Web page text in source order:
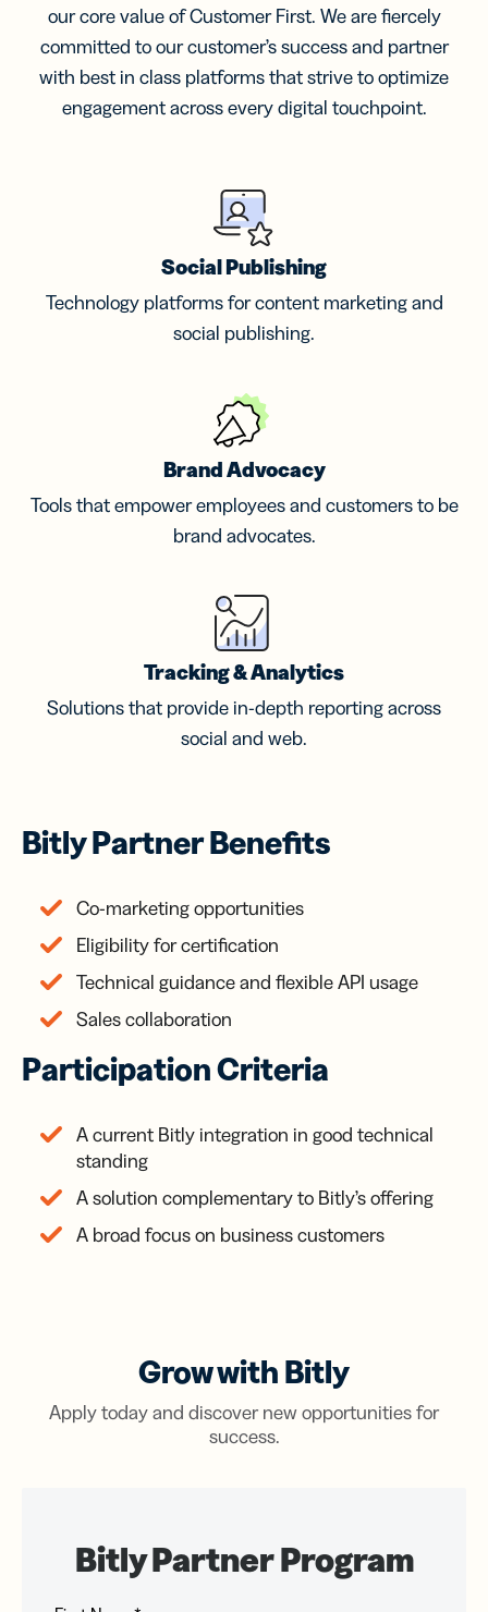
our core value of Customer First. We are fiercely
committed to our customer’s success and partner
with best in class platforms that strive to optimize
engagement across every digital touchpoint.
Social Publishing
Technology platforms for content marketing and
social publishing.
Brand Advocacy
Tools that empower employees and customers to be
brand advocates.
Tracking & Analytics
Solutions that provide in-depth reporting across
social and web.
Bitly Partner Benefits
Co-marketing opportunities
Eligibility for certification
Technical guidance and flexible API usage
Sales collaboration
Participation Criteria
A current Bitly integration in good technical
standing
A solution complementary to Bitly’s offering
A broad focus on business customers
Grow with Bitly
Apply today and discover new opportunities for
success.